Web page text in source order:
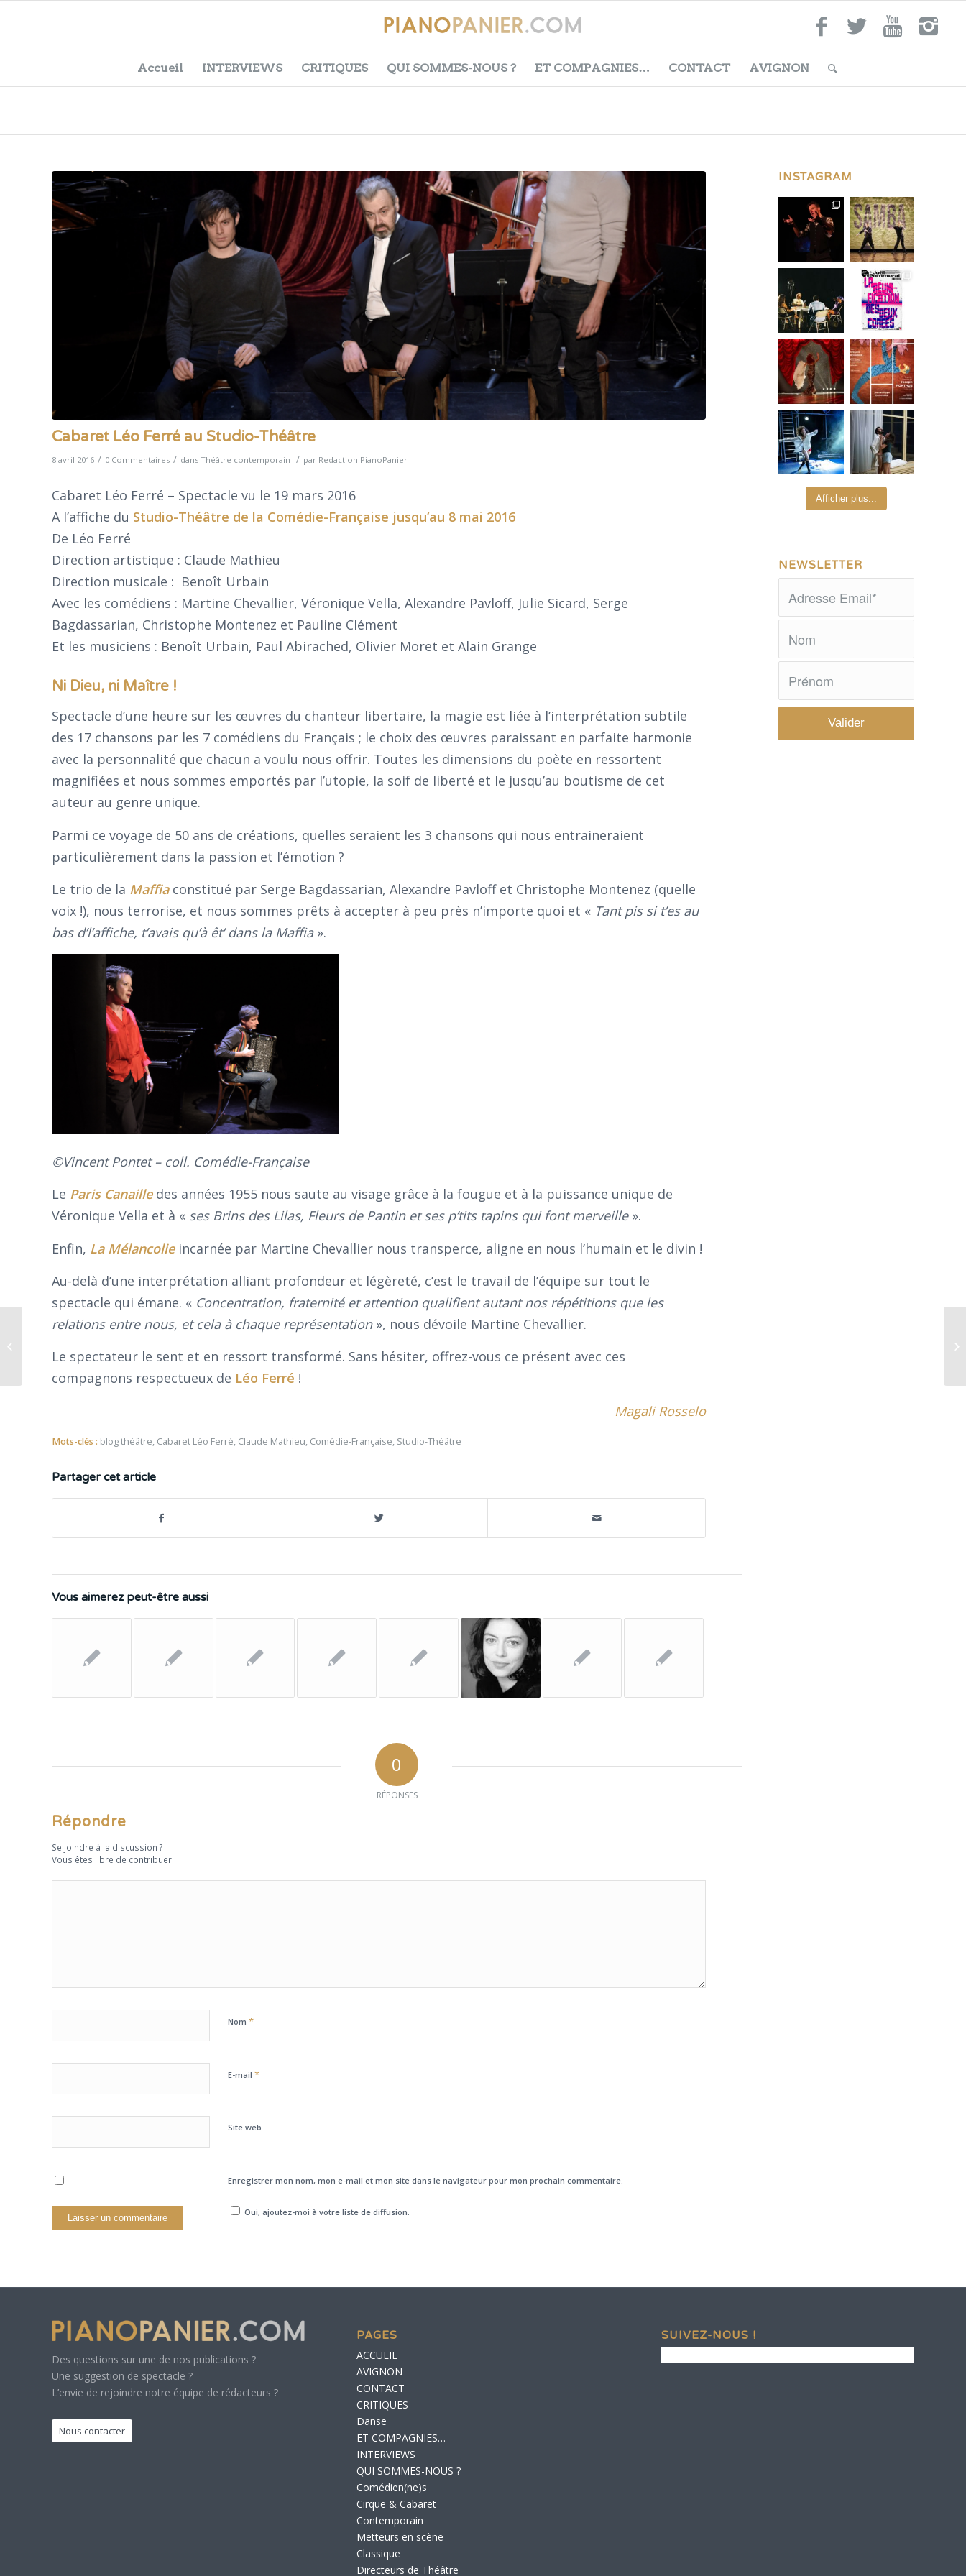
Accueil INTERVIEWS CRITIQUES QUI SOMMES-NOUS ? ET COMPAGNIES… CONTACT AVIGNON
Cabaret Léo Ferré au Studio-Théâtre
8 avril 2016 / 0 Commentaires / dans Théâtre contemporain / par Redaction PianoPanier
Cabaret Léo Ferré – Spectacle vu le 19 mars 2016
A l’affiche du Studio-Théâtre de la Comédie-Française jusqu’au 8 mai 2016
De Léo Ferré
Direction artistique : Claude Mathieu
Direction musicale : Benoît Urbain
Avec les comédiens : Martine Chevallier, Véronique Vella, Alexandre Pavloff, Julie Sicard, Serge
Bagdassarian, Christophe Montenez et Pauline Clément
Et les musiciens : Benoît Urbain, Paul Abirached, Olivier Moret et Alain Grange
Ni Dieu, ni Maître !
Spectacle d’une heure sur les œuvres du chanteur libertaire, la magie est liée à l’interprétation subtile
des 17 chansons par les 7 comédiens du Français ; le choix des œuvres paraissant en parfaite harmonie
avec la personnalité que chacun a voulu nous offrir. Toutes les dimensions du poète en ressortent
magnifiées et nous sommes emportés par l’utopie, la soif de liberté et le jusqu’au boutisme de cet
auteur au genre unique.
Parmi ce voyage de 50 ans de créations, quelles seraient les 3 chansons qui nous entraineraient
particulièrement dans la passion et l’émotion ?
Le trio de la Maffiaconstitué par Serge Bagdassarian, Alexandre Pavloff et Christophe Montenez (quelle
voix !), nous terrorise, et nous sommes prêts à accepter à peu près n’importe quoi et « Tant pis si t’es au
bas d’l’affiche, t’avais qu’à êt’ dans la Maffia».
©Vincent Pontet – coll. Comédie-Française
Le Paris Canailledes années 1955 nous saute au visage grâce à la fougue et à la puissance unique de
Véronique Vella et à « ses Brins des Lilas, Fleurs de Pantin et ses p’tits tapins qui font merveille».
Enfin, La Mélancolie incarnée par Martine Chevallier nous transperce, aligne en nous l’humain et le divin !
Au-delà d’une interprétation alliant profondeur et légèreté, c’est le travail de l’équipe sur tout le
spectacle qui émane. « Concentration, fraternité et attention qualifient autant nos répétitions que les
relations entre nous, et cela à chaque représentation», nous dévoile Martine Chevallier.
Le spectateur le sent et en ressort transformé. Sans hésiter, offrez-vous ce présent avec ces
compagnons respectueux de Léo Ferré !
Magali Rosselo
Mots-clés : blog théâtre, Cabaret Léo Ferré, Claude Mathieu, Comédie-Française, Studio-Théâtre
Partager cet article
Vous aimerez peut-être aussi
0
RÉPONSES
Répondre
Se joindre à la discussion ?
Vous êtes libre de contribuer !
Nom *
E-mail *
Site web
Enregistrer mon nom, mon e-mail et mon site dans le navigateur pour mon prochain commentaire.
Oui, ajoutez-moi à votre liste de diffusion.
INSTAGRAM
Afficher plus...
NEWSLETTER
Des questions sur une de nos publications ?
Une suggestion de spectacle ?
L’envie de rejoindre notre équipe de rédacteurs ?
Nous contacter
PAGES
ACCUEIL
AVIGNON
CONTACT
CRITIQUES
Danse
ET COMPAGNIES…
INTERVIEWS
QUI SOMMES-NOUS ?
Comédien(ne)s
Cirque & Cabaret
Contemporain
Metteurs en scène
Classique
Directeurs de Théâtre
SUIVEZ-NOUS !